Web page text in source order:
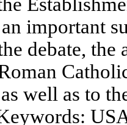
important
debate, the
well as to